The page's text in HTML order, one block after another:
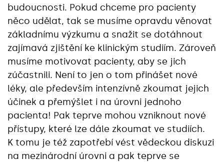
budoucnosti. Pokud chceme pro pacienty
něco udělat, tak se musíme opravdu věnovat
základnímu výzkumu a snažit se dotáhnout
zajímavá zjištění ke klinickým studiím. Zároveň
musíme motivovat pacienty, aby se jich
zúčastnili. Není to jen o tom přinášet nové
léky, ale především intenzívně zkoumat jejich
účinek a přemýšlet i na úrovni jednoho
pacienta! Pak teprve mohou vzniknout nové
přístupy, které lze dále zkoumat ve studiích.
K tomu je též zapotřebí vést vědeckou diskuzi
na mezinárodní úrovni a pak teprve se